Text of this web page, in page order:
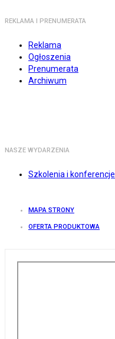
REKLAMA I PRENUMERATA
Reklama
Ogłoszenia
Prenumerata
Archiwum
NASZE WYDARZENIA
Szkolenia i konferencje
MAPA STRONY
OFERTA PRODUKTOWA